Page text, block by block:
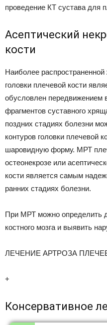
проведение КТ сустава для
Асептический
кости
Наиболее
головки плечевой кости
обусловлен передвижением
фрагментов суставного
поздних стадиях болезни
контуров головки плечевой
шаровидную форму. МРТ
остеонекрозе или
кости является самым
ранних стадиях болезни.
При МРТ можно определить
костного мозга и выявить
ЛЕЧЕНИЕ АРТРОЗА
+
Консервативное